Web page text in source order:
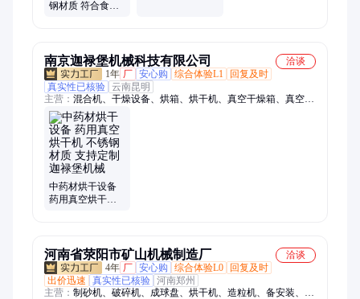
钢材质 符合食品
南京迦禄堡机械科技有限公司
洽谈
1年 厂 安心购 综合体验L1
回复及时
真实性已核验 云南昆明
主营： 混合机、干燥设备、烘箱、烘干机、真空干燥箱、真空干
燥机、热风循环烘箱、低温真空干燥箱、干热灭菌柜、二维混合
机、三维混合机、双锥真空干燥机、制药设备、防爆水浴烘箱
中药材烘干设备
药用真空烘干机
河南省荥阳市矿山机械制造厂
洽谈
4年 厂 安心购 综合体验L0
回复及时
出价迅速
真实性已核验 河南郑州
主营： 制砂机、破碎机、成球盘、烘干机、造粒机、备安装、旋